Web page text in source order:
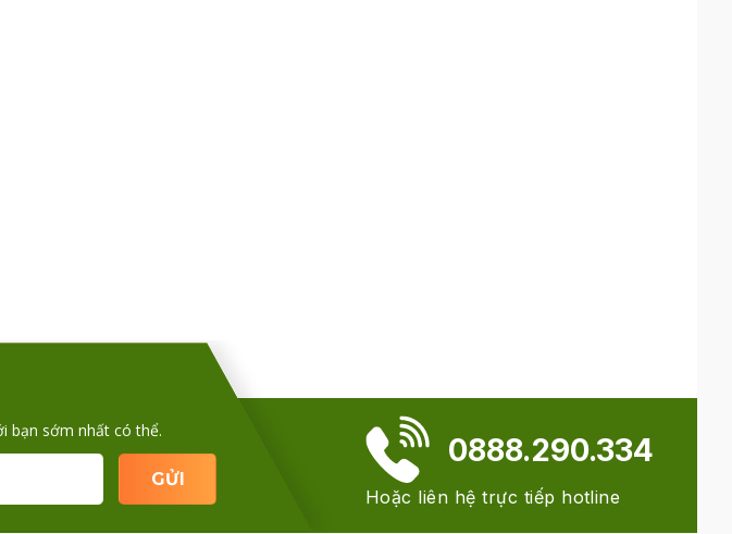
bạn sớm nhất có thể.
0888.290.334
Hoặc liên hệ trực tiếp hotline